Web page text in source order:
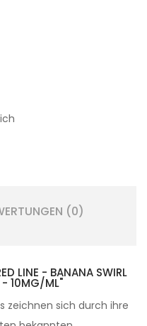
(0)
LINE - BANANA SWIRL
- 10MG/ML"
zeichnen sich durch ihre